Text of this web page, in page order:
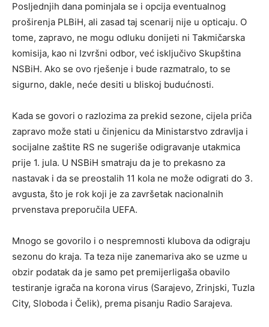
Posljednjih dana pominjala se i opcija eventualnog
proširenja PLBiH, ali zasad taj scenarij nije u opticaju. O
tome, zapravo, ne mogu odluku donijeti ni Takmičarska
komisija, kao ni Izvršni odbor, već isključivo Skupština
NSBiH. Ako se ovo rješenje i bude razmatralo, to se
sigurno, dakle, neće desiti u bliskoj budućnosti.
Kada se govori o razlozima za prekid sezone, cijela priča
zapravo može stati u činjenicu da Ministarstvo zdravlja i
socijalne zaštite RS ne sugeriše odigravanje utakmica
prije 1. jula. U NSBiH smatraju da je to prekasno za
nastavak i da se preostalih 11 kola ne može odigrati do 3.
avgusta, što je rok koji je za završetak nacionalnih
prvenstava preporučila UEFA.
Mnogo se govorilo i o nespremnosti klubova da odigraju
sezonu do kraja. Ta teza nije zanemariva ako se uzme u
obzir podatak da je samo pet premijerligaša obavilo
testiranje igrača na korona virus (Sarajevo, Zrinjski, Tuzla
City, Sloboda i Čelik), prema pisanju Radio Sarajeva.